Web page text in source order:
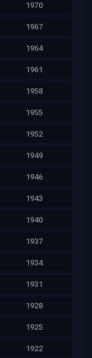
1970
1967
1964
1961
1958
1955
1952
1949
1946
1943
1940
1937
1934
1931
1928
1925
1922